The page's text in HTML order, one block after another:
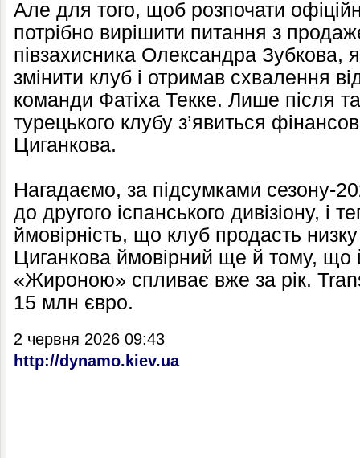
Але для того, щоб розпочати
потрібно вирішити питання з
півзахисника Олександра Зубкова,
змінити клуб і отримав схвалення
команди Фатіха Текке. Лише після
турецького клубу з’явиться
Циганкова.
Нагадаємо, за підсумками сезону-
до другого іспанського дивізіону, і
ймовірність, що клуб продасть
Циганкова ймовірний ще й тому, що
«Жироною» спливає вже за рік.
15 млн євро.
2 червня 2026 09:43
http://dynamo.kiev.ua